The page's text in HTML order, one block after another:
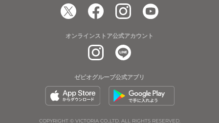
オンラインストア公式アカウント
ゼビオグループ公式アプリ
COPYRIGHT © VICTORIA CO.,LTD. ALL RIGHTS RESERVED.